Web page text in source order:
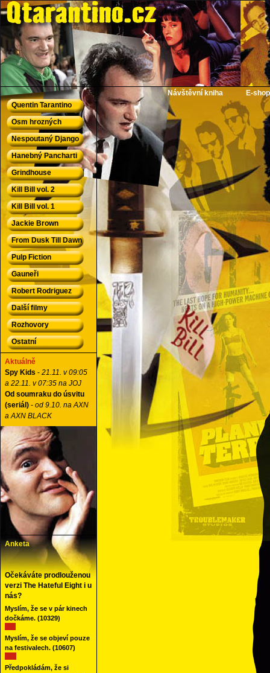
QTarantino.cz - Quentin Tarantino
Návštěvní kniha
E-shop
Quentin Tarantino
Osm hrozných
Nespoutaný Django
Hanebný Pancharti
Grindhouse
Kill Bill vol. 2
Kill Bill vol. 1
Jackie Brown
From Dusk Till Dawn
Pulp Fiction
Gauneři
Robert Rodriguez
Další filmy
Rozhovory
Ostatní
Aktuálně
Spy Kids - 21.11. v 09:05
a 22.11. v 07:35 na JOJ
Od soumraku do úsvitu
(seriál) - od 9.10. na AXN
a AXN BLACK
Anketa
Očekáváte prodlouženou
verzi The Hateful Eight i u
nás?
Myslím, že se v pár kinech
dočkáme. (10329)
Myslím, že se objeví pouze
na festivalech. (10607)
Předpokládám, že si